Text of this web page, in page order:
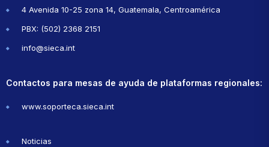
4 Avenida 10-25 zona 14, Guatemala, Centroamérica
PBX: (502) 2368 2151
info@sieca.int
Contactos para mesas de ayuda de plataformas regionales:
www.soporteca.sieca.int
Noticias